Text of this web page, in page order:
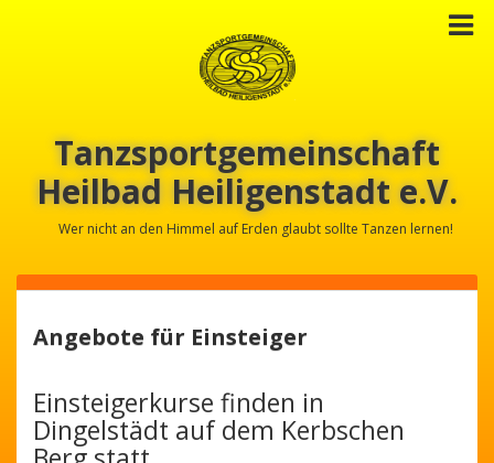
Tanzsportgemeinschaft
Heilbad Heiligenstadt e.V.
Wer nicht an den Himmel auf Erden glaubt sollte Tanzen lernen!
Angebote für Einsteiger
Einsteigerkurse finden in
Dingelstädt auf dem Kerbschen